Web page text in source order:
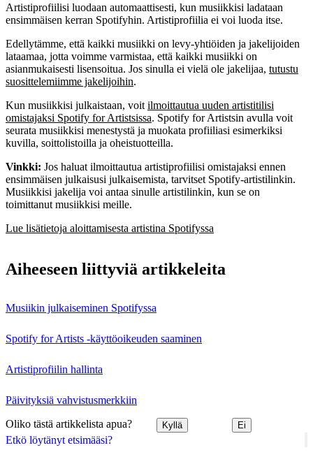
Etkö löytänyt etsimääsi?
Artistiprofiilisi luodaan automaattisesti, kun musiikkisi ladataan
ensimmäisen kerran Spotifyhin. Artistiprofiilia ei voi luoda itse.
Edellytämme, että kaikki musiikki on levy-yhtiöiden ja jakelijoiden
lataamaa, jotta voimme varmistaa, että kaikki musiikki on
asianmukaisesti lisensoitua. Jos sinulla ei vielä ole jakelijaa, tutustu
suosittelemiimme jakelijoihin.
Kun musiikkisi julkaistaan, voit ilmoittautua uuden artistitilisi
omistajaksi Spotify for Artistsissa. Spotify for Artistsin avulla voit
seurata musiikkisi menestystä ja muokata profiiliasi esimerkiksi
kuvilla, soittolistoilla ja oheistuotteilla.
Vinkki: Jos haluat ilmoittautua artistiprofiilisi omistajaksi ennen
ensimmäisen julkaisusi julkaisemista, tarvitset Spotify-artistilinkin.
Musiikkisi jakelija voi antaa sinulle artistilinkin, kun se on
toimittanut musiikkisi meille.
Lue lisätietoja aloittamisesta artistina Spotifyssa
Aiheeseen liittyviä artikkeleita
Musiikin julkaiseminen Spotifyssa
Spotify for Artists ‑käyttöoikeuden saaminen
Artistiprofiilin hallinta
Päivityksiä vahvistusmerkkiin
Oliko tästä artikkelista apua? Kyllä Ei